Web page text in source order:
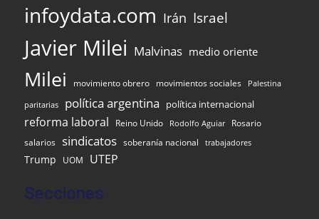
infoydata.com Irán Israel
Javier Milei Malvinas medio oriente
Milei movimiento obrero movimientos sociales Palestina
paritarias política argentina política internacional
reforma laboral Reino Unido Rodolfo Aguiar Rosario
salarios sindicatos soberanía nacional trabajadores
Trump UOM UTEP
Secciones